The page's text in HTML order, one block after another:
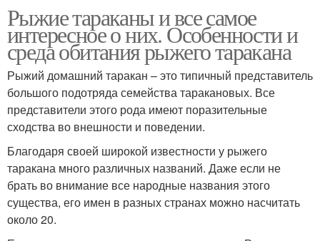
Рыжие тараканы и все самое
интересное о них. Особенности и
среда обитания рыжего таракана
Рыжий домашний таракан – это типичный представитель
большого подотряда семейства таракановых. Все
представители этого рода имеют поразительные
сходства во внешности и поведении.
Благодаря своей широкой известности у рыжего
таракана много различных названий. Даже если не
брать во внимание все народные названия этого
существа, его имен в разных странах можно насчитать
около 20.